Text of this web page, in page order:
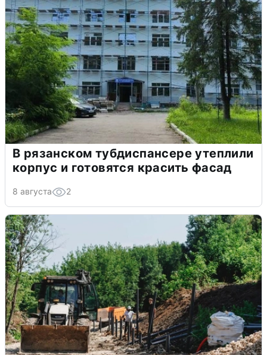
В рязанском тубдиспансере утеплили
корпус и готовятся красить фасад
8 августа 2